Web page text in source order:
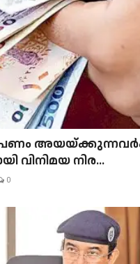
പണം
വിനിമയ നിര...
0